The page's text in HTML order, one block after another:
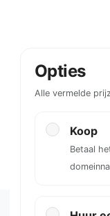
Opties
Alle vermelde
Koop
Betaal